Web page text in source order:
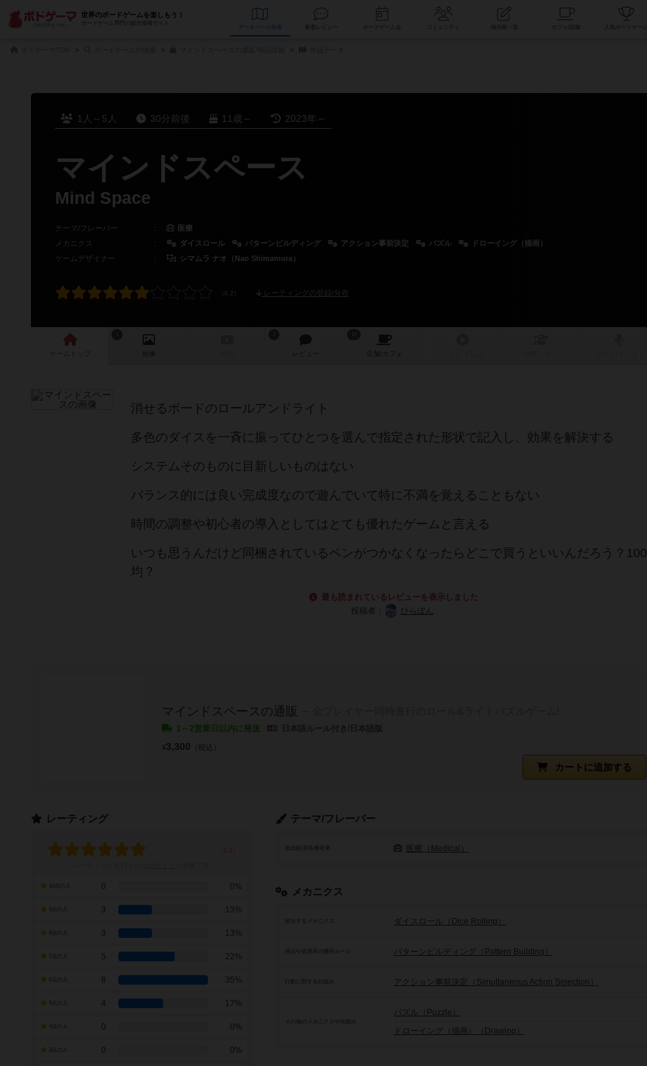
世界のボードゲームを楽しもう！
ボードゲーム専門の総合情報サイト
データベース コミュニティ
1人～5人 30分前後 11歳～ 2023年～
マインドスペース
Mind Space
テーマ/フレーバー ：
医療
メカニクス
： ダイスロール パターンビルディング アクション事前決定 パズル
ドローイング（描画）
ゲームデザイナー
： シマムラ ナオ（Nao Shimamura）
レーティングの登録/分布
ゲーム 画像 レビュー 店舗/ カフェ
消せるボードのロールアンドライト
多色のダイスを一斉に振ってひとつを選んで指定された形状で記入し、効果を解決する
システムそのものに目新しいものはない
バランス的には良い完成度なので遊んでいて特に不満を覚えることもない
時間の調整や初心者の導入としてはとても優れたゲームと言える
いつも思うんだけど同梱されているペンがつかなくなったらどこで買うといいんだろう？100
均？
最も読まれているレビューを表示しました
投稿者：
ひらぽん
マインドスペースの通販
1～2営業日以内に発送
カートに追加する
¥3,300 （税込）
テーマ/フレーバー
政治経済/各種産業 医療（Medical）
メカニクス
頻出するメカニクス ダイスロール（Dice Rolling）
パターンビルディング（Pattern Building）
行動に関する仕組み アクション事前決定（Simultaneous Action Selection）
その他のメカニクスや仕組み
パズル（Puzzle）
ドローイング（描画）（Drawing）
レーティング
0 0%
3 13%
3 13%
7点の人 5 22%
8 35%
4 17%
0 0%
0 0%